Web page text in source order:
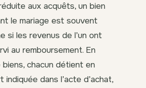
aux acquêts, un bien
le mariage est souvent
si les revenus de l’un ont
au remboursement. En
chacun détient en
indiquée dans l’acte d’achat,